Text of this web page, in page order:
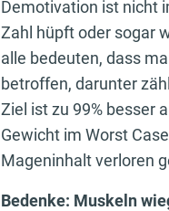
Demotivation ist nicht
Zahl hüpft oder sogar
alle bedeuten, dass
betroffen, darunter
Ziel ist zu 99% besser
Gewicht im Worst
Mageninhalt verloren
Bedenke: Muskeln